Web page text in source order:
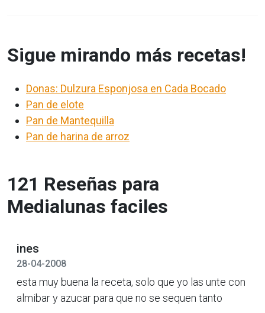
Sigue mirando más recetas!
Donas: Dulzura Esponjosa en Cada Bocado
Pan de elote
Pan de Mantequilla
Pan de harina de arroz
121 Reseñas para
Medialunas faciles
ines
28-04-2008
esta muy buena la receta, solo que yo las unte con
almibar y azucar para que no se sequen tanto